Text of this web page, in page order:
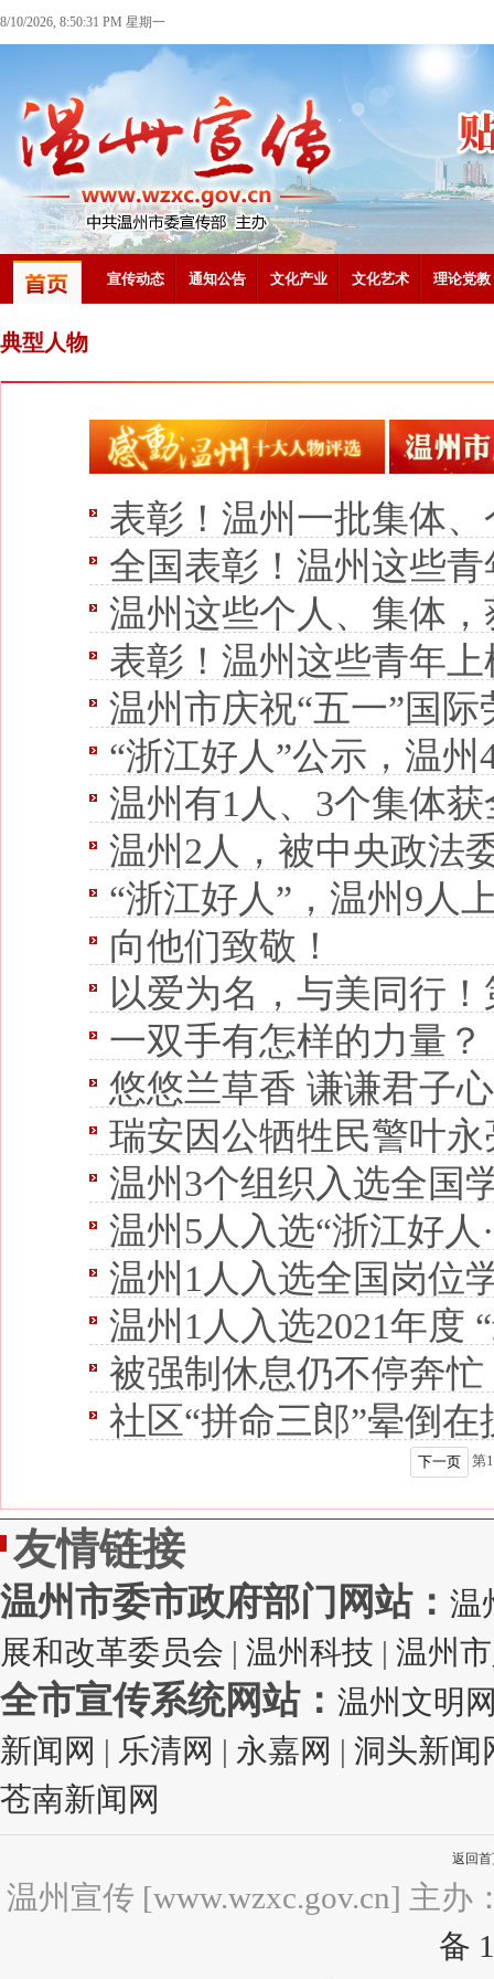
8/10/2026, 8:50:32 PM 星期一
宣传动态 通知公告 文化产业 文化艺术 理论党教
典型人物
表彰！温州一批集体
全国表彰！温州这些
温州这些个人、集体
表彰！温州这些青年上
温州市庆祝“五一”国际劳
“浙江好人”公示，温州
温州有1人、3个集体
温州2人，被中央政法
“浙江好人”，温州9人
向他们致敬！
以爱为名，与美同行！第
一双手有怎样的力量？
悠悠兰草香 谦谦君子心
瑞安因公牺牲民警叶
温州3个组织入选全国
温州5人入选“浙江好人
温州1人入选全国岗位
温州1人入选2021年度 “最
被强制休息仍不停奔忙 乐
社区“拼命三郎”晕倒在
下一页 第1
友情链接
温州市委市政府部门网站： 温
展和改革委员会 | 温州科技 | 温州
全市宣传系统网站： 温州文明
新闻网 | 乐清网 | 永嘉网 | 洞头新闻
苍南新闻网
返回
温州宣传 [www.wzxc.gov.cn] 主
备